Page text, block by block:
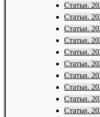
Статьи.
Статьи.
Статьи.
Статьи.
Статьи.
Статьи.
Статьи.
Статьи.
Статьи.
Статьи.